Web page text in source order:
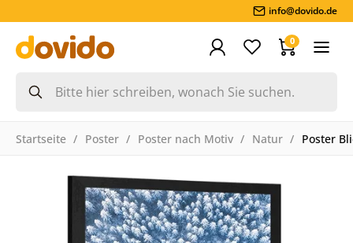
info@dovido.de
0
Startseite Poster Poster nach Motiv Natur Poster